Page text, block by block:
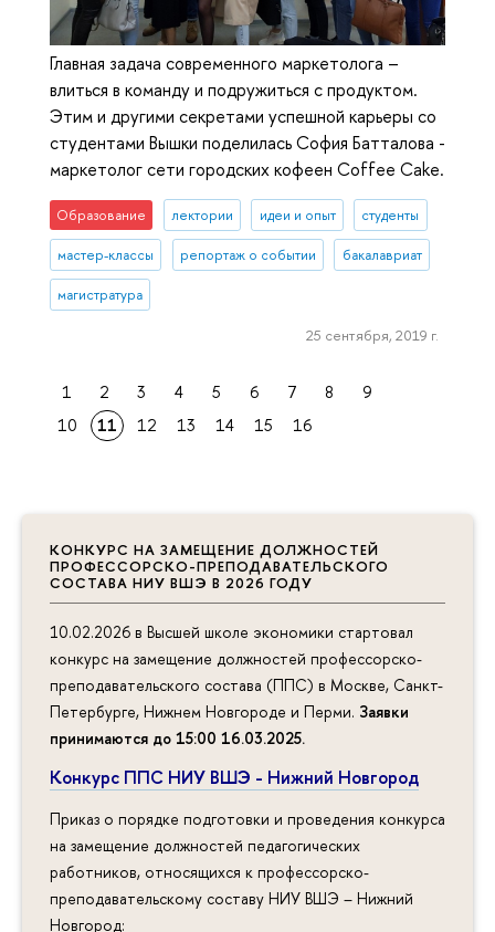
КОНКУРС НА ЗАМЕЩЕНИЕ ДОЛЖНОСТЕЙ
ПРОФЕССОРСКО-ПРЕПОДАВАТЕЛЬСКОГО
СОСТАВА НИУ ВШЭ В 2026 ГОДУ
10.02.2026 в Высшей школе экономики стартовал
конкурс на замещение должностей профессорско-
преподавательского состава (ППС) в Москве, Санкт-
Петербурге, Нижнем Новгороде и Перми. Заявки
принимаются до 15:00 16.03.2025.
Конкурс ППС НИУ ВШЭ - Нижний Новгород
Приказ о порядке подготовки и проведения конкурса
на замещение должностей педагогических
работников, относящихся к профессорско-
преподавательскому составу НИУ ВШЭ – Нижний
Новгород:
Главная задача современного маркетолога –
влиться в команду и подружиться с продуктом.
Этим и другими секретами успешной карьеры со
студентами Вышки поделилась София Батталова -
маркетолог сети городских кофеен Coffee Cake.
Образование лектории идеи и опыт студенты
мастер-классы репортаж о событии бакалавриат
магистратура
25 сентября, 2019 г.
1 2 3 4 5 6 7 8
9
10
11 12 13 14 15 16